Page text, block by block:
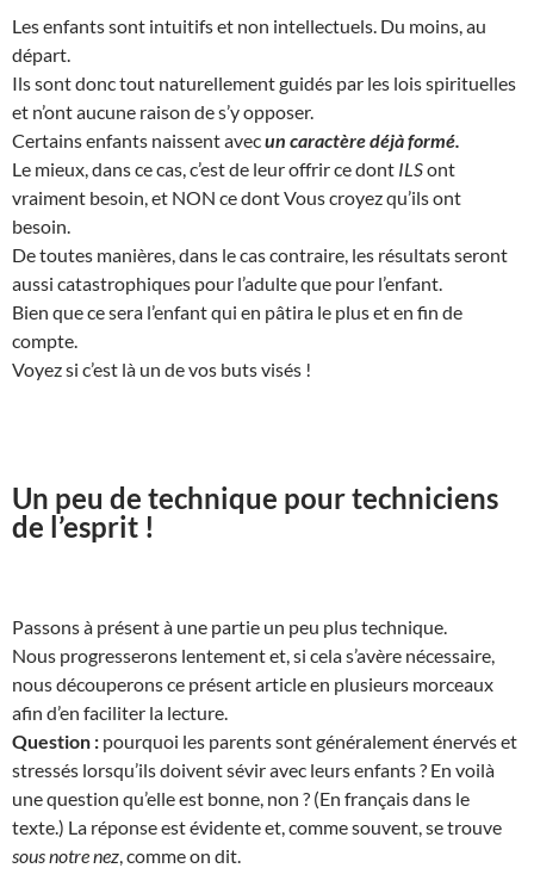
Les enfants sont intuitifs et non intellectuels. Du moins, au
départ.
Ils sont donc tout naturellement guidés par les lois spirituelles
et n’ont aucune raison de s’y opposer.
Certains enfants naissent avecun caractère déjà formé.
Le mieux, dans ce cas, c’est de leur offrir ce dont ILSont
vraiment besoin, et NON ce dont Vous croyez qu’ils ont
besoin.
De toutes manières, dans le cas contraire, les résultats seront
aussi catastrophiques pour l’adulte que pour l’enfant.
Bien que ce sera l’enfant qui en pâtira le plus et en fin de
compte.
Voyez si c’est là un de vos buts visés !
Un peu de technique pour techniciens
de l’esprit !
Passons à présent à une partie un peu plus technique.
Nous progresserons lentement et, si cela s’avère nécessaire,
nous découperons ce présent article en plusieurs morceaux
afin d’en faciliter la lecture.
Question : pourquoi les parents sont généralement énervés et
stressés lorsqu’ils doivent sévir avec leurs enfants ? En voilà
une question qu’elle est bonne, non ? (En français dans le
texte.) La réponse est évidente et, comme souvent, se trouve
sous notre nez , comme on dit.